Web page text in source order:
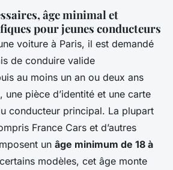
âge minimal et
pour jeunes conducteurs
voiture à Paris, il est demandé
de conduire valide
au moins un an ou deux ans
une pièce d’identité et une carte
conducteur principal. La plupart
France Cars et d’autres
un âge minimum de 18 à
modèles, cet âge monte